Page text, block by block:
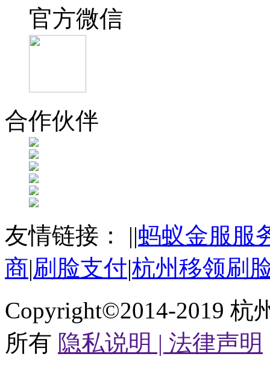
官方微信
合作伙伴
友情链接： ||蚂蚁金服服
商|刷脸支付|杭州移领刷
Copyright©2014-2019 杭
所有 隐私说明 | 法律声明